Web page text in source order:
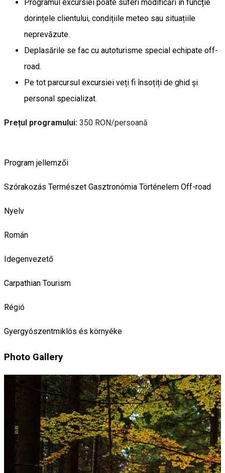
Programul excursiei poate suferi modificări în funcție
dorințele clientului, condițiile meteo sau situațiile
neprevăzute.
Deplasările se fac cu autoturisme special echipate off-
road.
Pe tot parcursul excursiei veți fi însoțiți de ghid și
personal specializat.
Prețul programului: 350 RON/persoană
Program jellemzői
Szórakozás Természet Gasztronómia Történelem Off-road
Nyelv
Román
Idegenvezető
Carpathian Tourism
Régió
Gyergyószentmiklós és környéke
Photo Gallery